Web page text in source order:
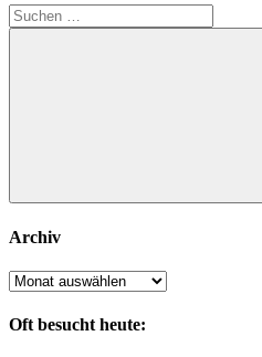
Suchen
nach:
Suchen
Archiv
Archiv
Oft besucht heute: